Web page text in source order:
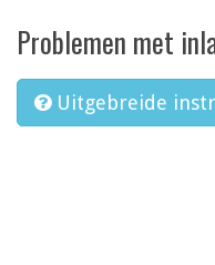
Problemen met
Uitgebreide